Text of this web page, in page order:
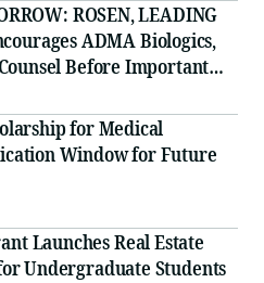
ROSEN, LEADING
ADMA Biologics,
Before Important
Class Action First
for Medical
Window for Future
Launches Real Estate
Undergraduate Students